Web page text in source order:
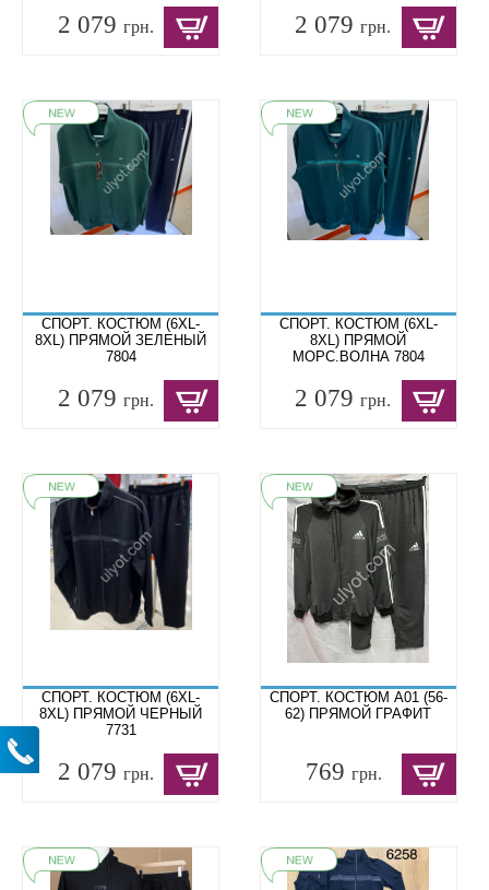
2 079 грн. 2 079грн.
СПОРТ. КОСТЮМ (6XL-
8XL) ПРЯМОЙ ЗЕЛЕНЫЙ
7804
2 079 грн.
СПОРТ. КОСТЮМ (6XL-
8XL) ПРЯМОЙ
МОРС.ВОЛНА 7804
2 079грн.
СПОРТ. КОСТЮМ (6XL-
8XL) ПРЯМОЙ ЧЕРНЫЙ
7731
2 079 грн.
СПОРТ. КОСТЮМ A01 (56-
62) ПРЯМОЙ ГРАФИТ
769грн.